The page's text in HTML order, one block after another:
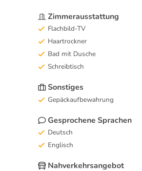
Zimmerausstattung
Flachbild-TV
Haartrockner
Bad mit Dusche
Schreibtisch
Sonstiges
Gepäckaufbewahrung
Gesprochene Sprachen
Deutsch
Englisch
Nahverkehrsangebot